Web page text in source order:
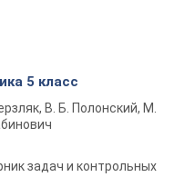
5 класс
В. Б. Полонский, М.
задач и контрольных